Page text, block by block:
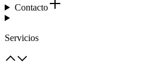
Contacto
Servicios